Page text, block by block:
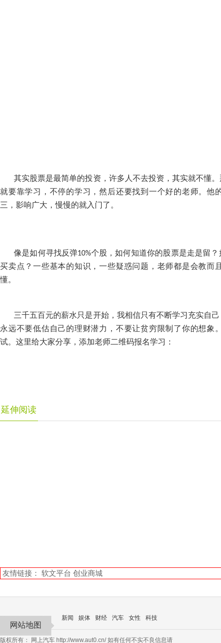
其实股票是最简单的投资，许多人不去投资，其实就不懂
就要靠学习，不停的学习，然后还要找到一个好的老师。他
三，影响广大，慢慢的就入门了。
像是如何寻找反弹10%个股，如何知道你的股票是走是留
买卖点？一些基本的知识，一些疑惑问题，老师都是会教而
懂。
三千五百元的薪水只是开始，我相信只有不断学习充实自
永远不要低估自己的理财潜力，不要让贫穷限制了你的想象
试。这里给大家分享，添加老师二维码报名学习：
延伸阅读
友情链接： 软文平台 创业商城
网站地图
新闻 娱体 财经 汽车 女性 科技
版权所有： 网上汽车 http://www.aut0.cn/ 如有任何不实不良信息请